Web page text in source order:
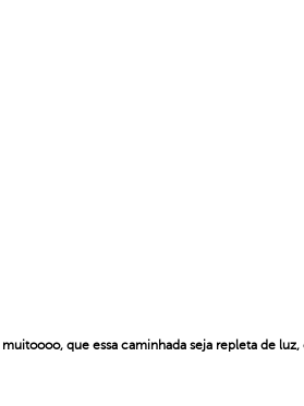
que essa caminhada seja repleta de